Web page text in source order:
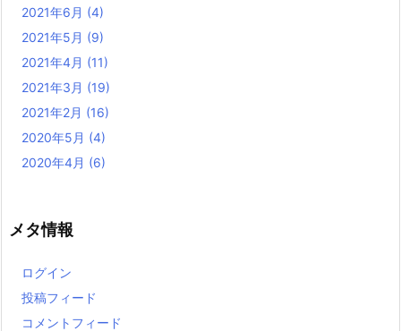
2021年6月 (4)
2021年5月 (9)
2021年4月 (11)
2021年3月 (19)
2021年2月 (16)
2020年5月 (4)
2020年4月 (6)
メタ情報
ログイン
投稿フィード
コメントフィード